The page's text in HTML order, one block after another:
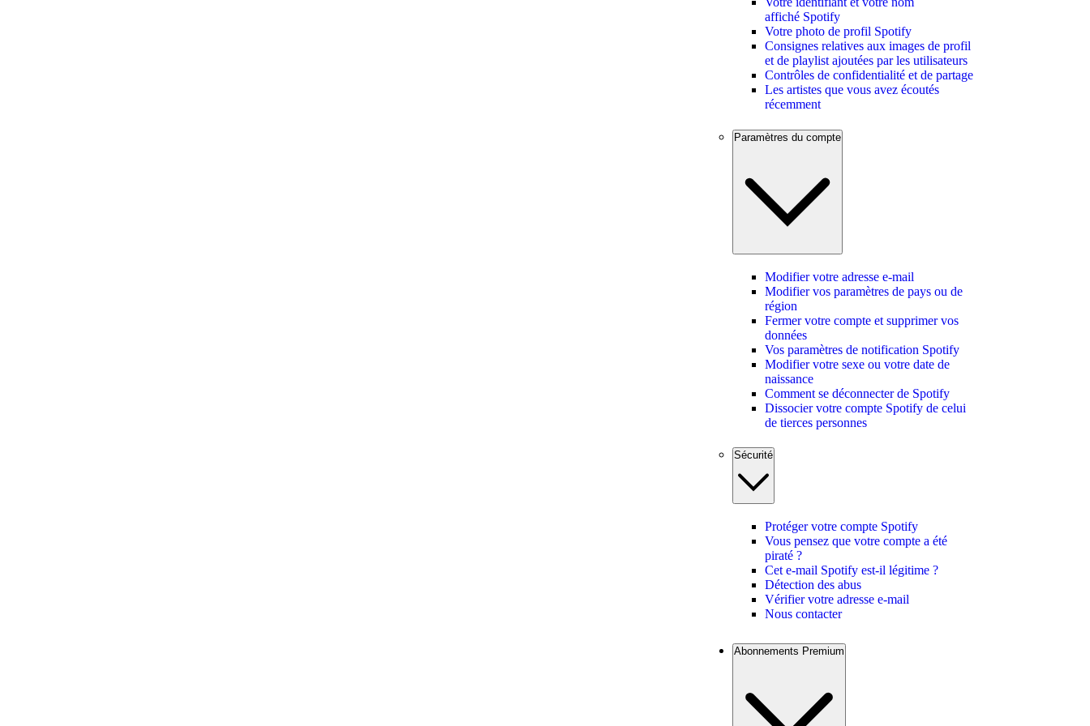
affiché Spotify
Votre photo de profil Spotify
Consignes relatives aux images de profil
et de playlist ajoutées par les utilisateurs
Contrôles de confidentialité et de partage
Les artistes que vous avez écoutés
récemment
Paramètres du compte
Modifier votre adresse e-mail
Modifier vos paramètres de pays ou de
région
Fermer votre compte et supprimer vos
données
Vos paramètres de notification Spotify
Modifier votre sexe ou votre date de
naissance
Comment se déconnecter de Spotify
Dissocier votre compte Spotify de celui
de tierces personnes
Sécurité
Protéger votre compte Spotify
Vous pensez que votre compte a été
piraté ?
Cet e-mail Spotify est-il légitime ?
Détection des abus
Vérifier votre adresse e-mail
Nous contacter
Abonnements Premium